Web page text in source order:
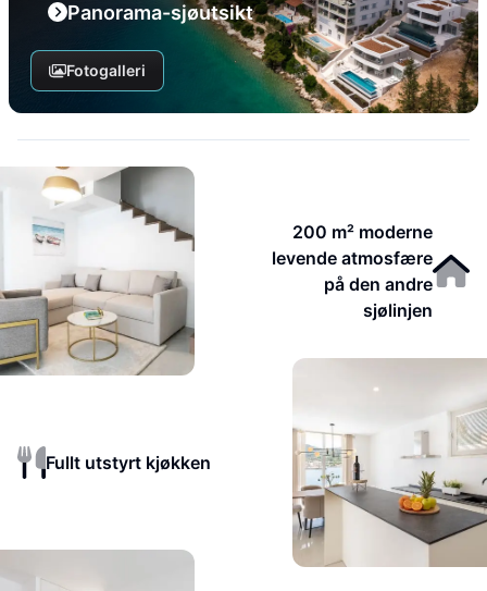
Panorama-sjøutsikt
Fotogalleri
200 m² moderne
levende atmosfære
på den andre
sjølinjen
Fullt utstyrt kjøkken